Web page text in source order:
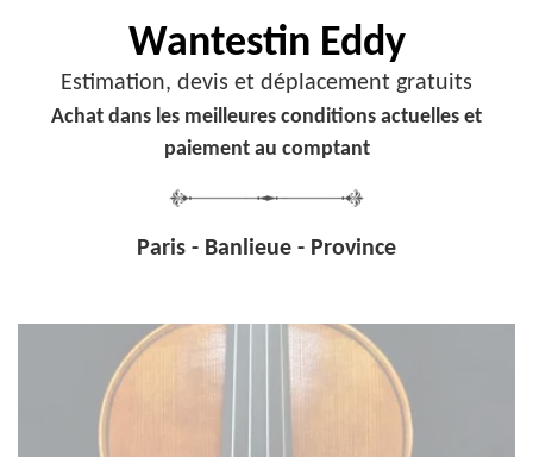
Wantestin Eddy
Estimation, devis et déplacement gratuits
Achat dans les meilleures conditions actuelles et
paiement au comptant
Paris - Banlieue - Province